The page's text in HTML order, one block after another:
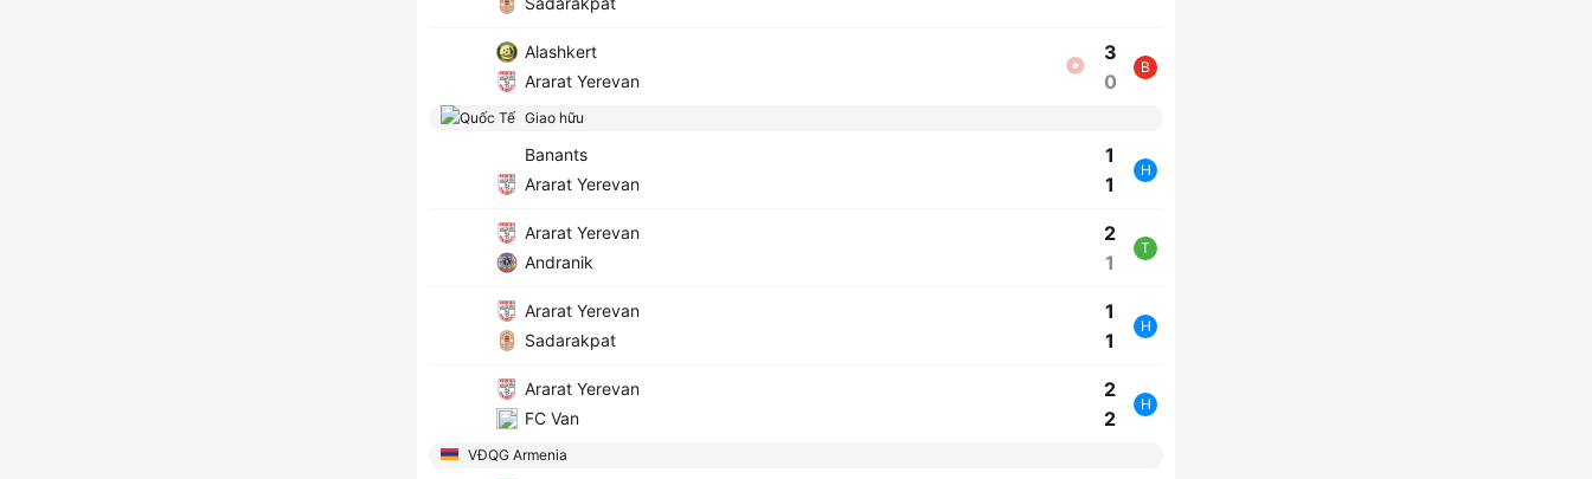
Alashkert
Ararat Yerevan
3
0
B
Giao hữu
Banants
Ararat Yerevan
1
1
H
Ararat Yerevan
Andranik
2
1
T
Ararat Yerevan
Sadarakpat
1
1
H
Ararat Yerevan
FC Van
2
2
H
VĐQG Armenia